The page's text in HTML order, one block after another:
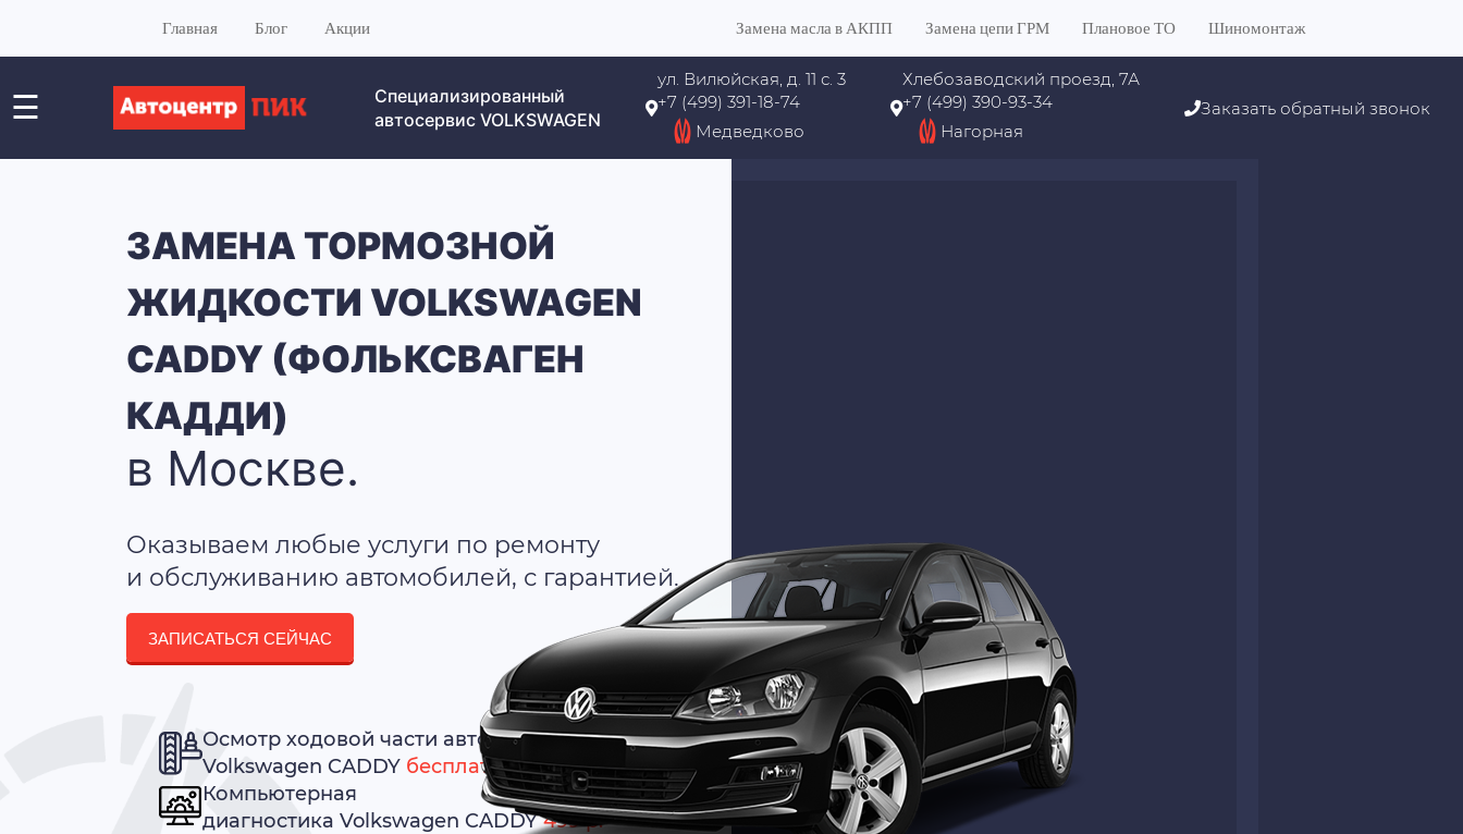
Главная Блог Акции Замена масла в АКПП Замена цепи ГРМ Плановое ТО Шиномонтаж
☰
Специализированный
автосервис VOLKSWAGEN
ул. Вилюйская, д. 11 с. 3
+7 (499) 391-18-74
Медведково
Хлебозаводский проезд, 7А
+7 (499) 390-93-34
Нагорная
Заказать обратный звонок
ЗАМЕНА ТОРМОЗНОЙ
ЖИДКОСТИ VOLKSWAGEN
CADDY (ФОЛЬКСВАГЕН
КАДДИ)
в Москве.
Оказываем любые услуги по ремонту
и обслуживанию автомобилей, с гарантией.
ЗАПИСАТЬСЯ СЕЙЧАС
Осмотр ходовой части авто
Volkswagen CADDY бесплатно
Компьютерная
диагностика Volkswagen CADDY499 р.